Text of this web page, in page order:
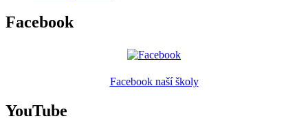
Facebook
Facebook naší školy
YouTube